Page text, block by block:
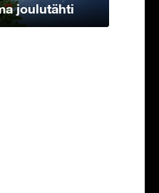
joulutähti